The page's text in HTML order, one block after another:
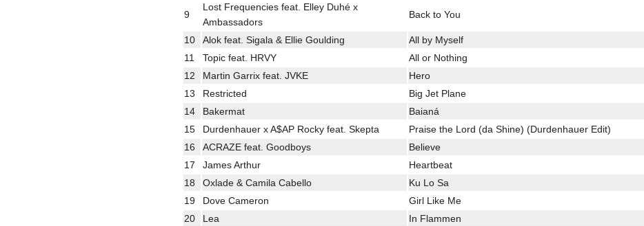
9
Lost Frequencies feat. Elley Duhé x
Ambassadors
Back to You
10 Alok feat. Sigala & Ellie Goulding All by Myself
11
Topic feat. HRVY All or Nothing
12
Martin Garrix feat. JVKE Hero
13
Restricted Big Jet Plane
14
Bakermat Baianá
15
Durdenhauer x A$AP Rocky feat. Skepta Praise the Lord (da Shine) (Durdenhauer Edit)
16
ACRAZE feat. Goodboys Believe
17
James Arthur Heartbeat
18
Oxlade & Camila Cabello Ku Lo Sa
19
Dove Cameron Girl Like Me
20
Lea In Flammen